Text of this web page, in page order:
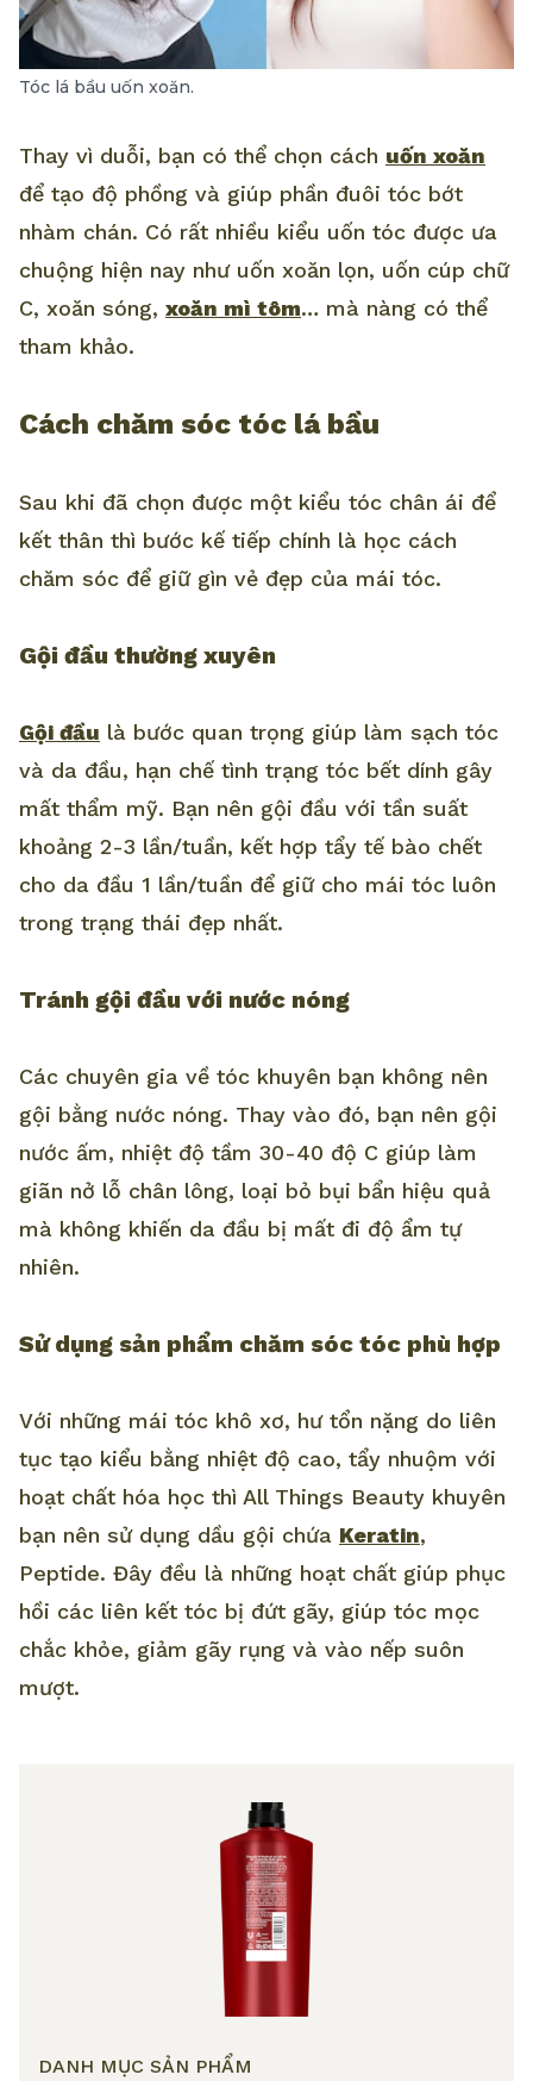
Tóc lá bầu uốn xoăn.
Thay vì duỗi, bạn có thể chọn cách uốn xoăn
để tạo độ phồng và giúp phần đuôi tóc bớt
nhàm chán. Có rất nhiều kiểu uốn tóc được ưa
chuộng hiện nay như uốn xoăn lọn, uốn cúp chữ
C, xoăn sóng, xoăn mì tôm… mà nàng có thể
tham khảo.
Cách chăm sóc tóc lá bầu
Sau khi đã chọn được một kiểu tóc chân ái để
kết thân thì bước kế tiếp chính là học cách
chăm sóc để giữ gìn vẻ đẹp của mái tóc.
Gội đầu thường xuyên
Gội đầu là bước quan trọng giúp làm sạch tóc
và da đầu, hạn chế tình trạng tóc bết dính gây
mất thẩm mỹ. Bạn nên gội đầu với tần suất
khoảng 2-3 lần/tuần, kết hợp tẩy tế bào chết
cho da đầu 1 lần/tuần để giữ cho mái tóc luôn
trong trạng thái đẹp nhất.
Tránh gội đầu với nước nóng
Các chuyên gia về tóc khuyên bạn không nên
gội bằng nước nóng. Thay vào đó, bạn nên gội
nước ấm, nhiệt độ tầm 30-40 độ C giúp làm
giãn nở lỗ chân lông, loại bỏ bụi bẩn hiệu quả
mà không khiến da đầu bị mất đi độ ẩm tự
nhiên.
Sử dụng sản phẩm chăm sóc tóc phù hợp
Với những mái tóc khô xơ, hư tổn nặng do liên
tục tạo kiểu bằng nhiệt độ cao, tẩy nhuộm với
hoạt chất hóa học thì All Things Beauty khuyên
bạn nên sử dụng dầu gội chứa Keratin,
Peptide. Đây đều là những hoạt chất giúp phục
hồi các liên kết tóc bị đứt gãy, giúp tóc mọc
chắc khỏe, giảm gãy rụng và vào nếp suôn
mượt.
DANH MỤC SẢN PHẨM